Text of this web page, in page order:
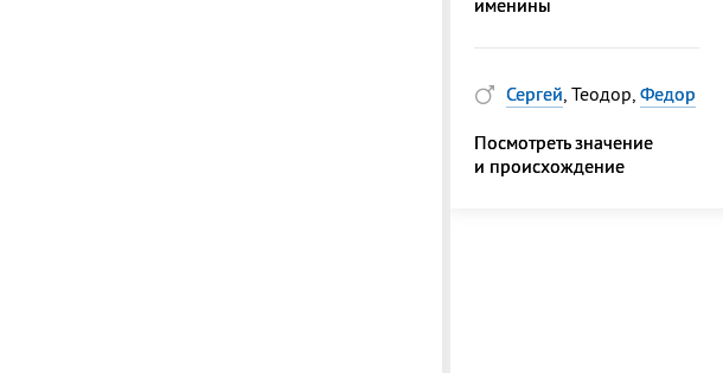
именины
Сергей, Теодор, Федор
Посмотреть значение
и происхождение